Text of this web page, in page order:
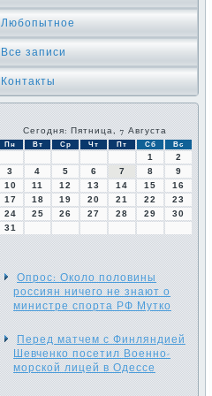
Любопытное
Все записи
Контакты
Сегодня: Пятница, 7 Августа
Пн Вт Ср Чт Пт Сб Вс
1
2
3
4 5 6 7 8
9
10
11 12 13 14 15
16
17
18 19 20 21 22
23
24
25 26 27 28 29
30
31
Опрос: Около половины
россиян ничего не знают о
министре спорта РФ Мутко
Перед матчем с Финляндией
Шевченко посетил Военно-
морской лицей в Одессе